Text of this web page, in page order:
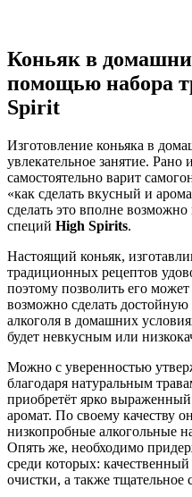
Коньяк в
помощью набора
Spirit
Изготовление коньяка в
увлекательное занятие. Рано
самостоятельно варит
«как сделать вкусный и
сделать это вполне
специй High Spirits.
Настоящий коньяк,
традиционных рецептов
поэтому позволить его
возможно сделать
алкоголя в домашних
будет невкусным или
Можно с уверенностью
благодаря натуральным
приобретёт ярко
аромат. По своему качеству
низкопробные алкогольные
Опять же, необходимо
среди которых:
очистки, а также